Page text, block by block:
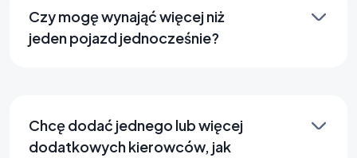
Czy mogę wynająć więcej niż
jeden pojazd jednocześnie?
Chcę dodać jednego lub więcej
dodatkowych kierowców, jak